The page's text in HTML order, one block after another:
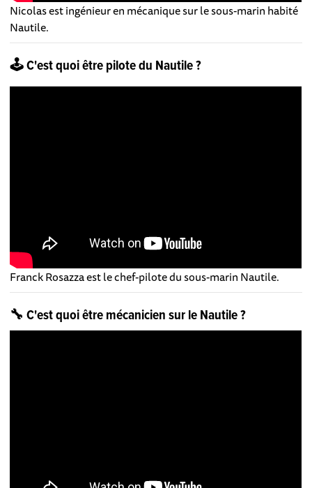
Nicolas est ingénieur en mécanique sur le sous-marin habité
Nautile.
🕹️ C'est quoi être pilote du Nautile ?
Franck Rosazza est le chef-pilote du sous-marin Nautile.
🔧 C'est quoi être mécanicien sur le Nautile ?